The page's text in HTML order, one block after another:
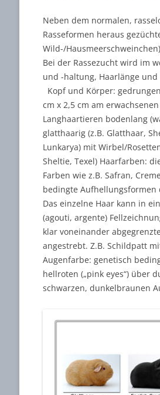
Neben dem normalen,
Rasseformen heraus
Wild-/
Bei der Rassezucht wird im
und -haltung, Haarlänge
Kopf und Körper:
cm x 2,5 cm am
Langhaartieren bodenlang
glatthaarig (z.B. Glatthaar,
Lunkarya) mit Wirbel/
Sheltie, Texel) Haarfarben:
Farben wie z.B. Safran,
bedingte Aufhellungsformen
Das einzelne Haar kann in
(agouti, argente)
klar voneinander
angestrebt. Z.B. Schildpatt
Augenfarbe: genetisch
hellroten („pink eyes“) über
schwarzen, dunkelbraunen